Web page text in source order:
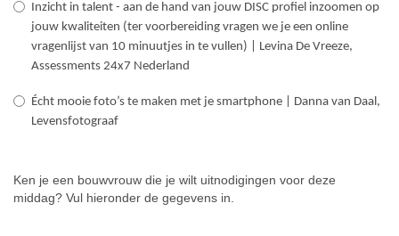
Inzicht in talent - aan de hand van jouw DISC profiel inzoomen op
jouw kwaliteiten (ter voorbereiding vragen we je een online
vragenlijst van 10 minuutjes in te vullen) | Levina De Vreeze,
Assessments 24x7 Nederland
Écht mooie foto’s te maken met je smartphone | Danna van Daal,
Levensfotograaf
Ken je een bouwvrouw die je wilt uitnodigingen voor deze
middag? Vul hieronder de gegevens in.